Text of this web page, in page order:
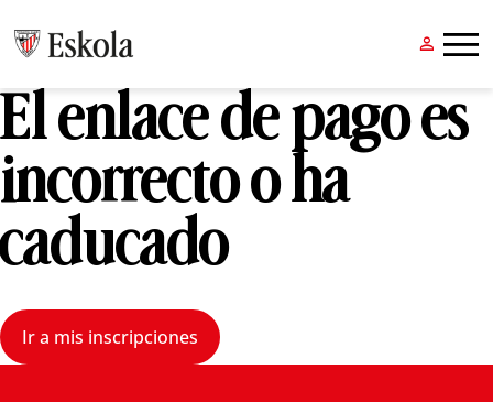
 
El enlace de pago es
incorrecto o ha
caducado
Ir a mis inscripciones